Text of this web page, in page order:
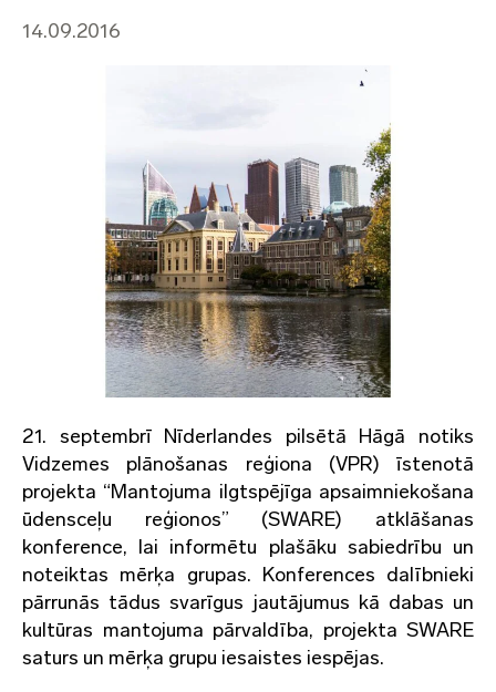
14.09.2016
21. septembrī Nīderlandes pilsētā Hāgā notiks
Vidzemes plānošanas reģiona (VPR) īstenotā
projekta “Mantojuma ilgtspējīga apsaimniekošana
ūdensceļu reģionos” (SWARE) atklāšanas
konference, lai informētu plašāku sabiedrību un
noteiktas mērķa grupas. Konferences dalībnieki
pārrunās tādus svarīgus jautājumus kā dabas un
kultūras mantojuma pārvaldība, projekta SWARE
saturs un mērķa grupu iesaistes iespējas.